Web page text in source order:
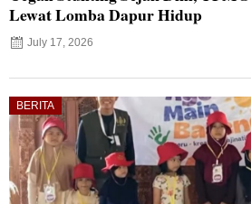
Lewat Lomba Dapur Hidup
July 17, 2026
BERITA